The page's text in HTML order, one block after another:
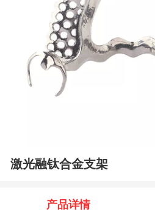
激光融钛合金支架
产品详情